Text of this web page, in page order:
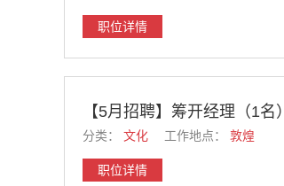
职位详情
【5月招聘】筹开经理（1名）
分类： 文化 工作地点： 敦煌
职位详情